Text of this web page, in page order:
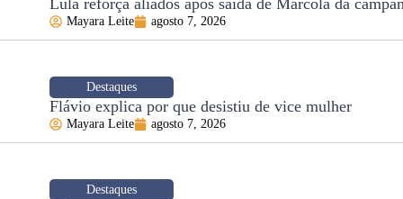
Lula reforça aliados após saída de Marcola da
Mayara Leite agosto 7, 2026
Destaques
Flávio explica por que desistiu de vice mulher
Mayara Leite agosto 7, 2026
Destaques